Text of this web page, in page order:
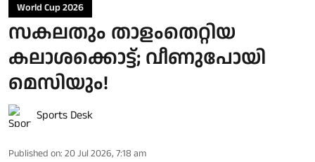
World Cup 2026
സകലതും താളംതെറ്റിയ
കലാശക്കൊട്ട്; വീണുപോയി
മെസിയും!
Sports Desk
Published on: 20 Jul 2026, 7:18 am